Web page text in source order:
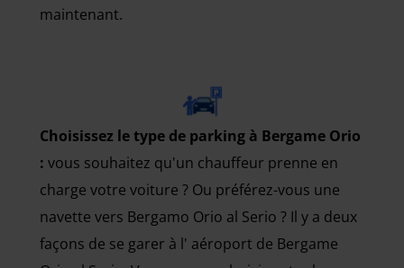
maintenant.
Choisissez le type de parking à Bergame Orio
: vous souhaitez qu'un chauffeur prenne en
charge votre voiture ? Ou préférez-vous une
navette vers Bergamo Orio al Serio ? Il y a deux
façons de se garer à l' aéroport de Bergame